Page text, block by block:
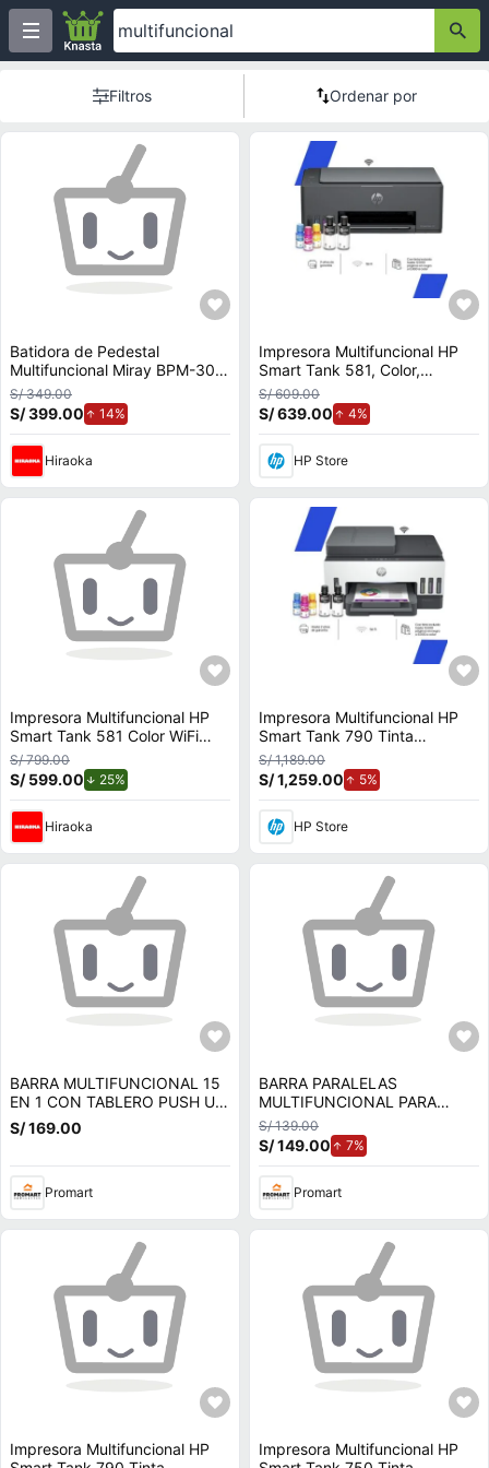
Filtros Ordenar por
Batidora de Pedestal
Multifuncional Miray BPM-3011
6L
S/ 349.00
S/ 399.00 14%
Hiraoka
Impresora Multifuncional HP
Smart Tank 581, Color,
Impresión, Copia, Escaneado,
Conexión inalámbrica
S/ 609.00
S/ 639.00 4%
HP Store
Impresora Multifuncional HP
Smart Tank 581 Color WiFi
Smart App
S/ 799.00
S/ 599.00 25%
Hiraoka
Impresora Multifuncional HP
Smart Tank 790 Tinta
Continua, Color, Wi-Fi, Smart
App, Dúplex, ADF Alimentador
Automático, Fax (4WF66A)
S/ 1,189.00
S/ 1,259.00 5%
HP Store
BARRA MULTIFUNCIONAL 15
EN 1 CON TABLERO PUSH UP
CON GUANTES
S/ 169.00
Promart
BARRA PARALELAS
MULTIFUNCIONAL PARA
FONDOS Y ABDOMINALES
S/ 139.00
S/ 149.00 7%
Promart
Impresora Multifuncional HP
Impresora Multifuncional HP